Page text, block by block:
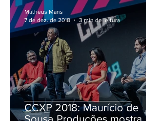
CCXP 2018: Maurício de
Matheus Mans
7 de dez. de 2018
3 min de leitura